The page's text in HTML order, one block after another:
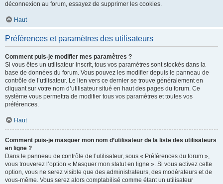
déconnexion au forum, essayez de supprimer les cookies.
Haut
Préférences et paramètres des utilisateurs
Comment puis-je modifier mes paramètres ?
Si vous êtes un utilisateur inscrit, tous vos paramètres sont stockés dans la
base de données du forum. Vous pouvez les modifier depuis le panneau de
contrôle de l’utilisateur. Le lien vers ce dernier se trouve généralement en
cliquant sur votre nom d’utilisateur situé en haut des pages du forum. Ce
système vous permettra de modifier tous vos paramètres et toutes vos
préférences.
Haut
Comment puis-je masquer mon nom d’utilisateur de la liste des utilisateurs
en ligne ?
Dans le panneau de contrôle de l’utilisateur, sous « Préférences du forum »,
vous trouverez l’option « Masquer mon statut en ligne ». Si vous activez cette
option, vous ne serez visible que des administrateurs, des modérateurs et de
vous-même. Vous serez alors comptabilisé comme étant un utilisateur